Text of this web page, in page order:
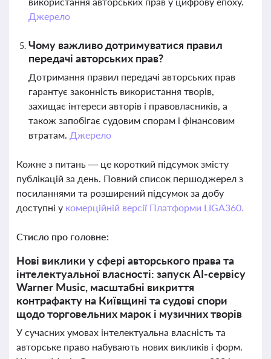
Джерело
Чому важливо дотримуватися правил
передачі авторських прав?
Дотримання правил передачі авторських прав
гарантує законність використання творів,
захищає інтереси авторів і правовласників, а
також запобігає судовим спорам і фінансовим
втратам. Джерело
Кожне з питань — це короткий підсумок змісту
публікацій за день. Повний список першоджерел з
посиланнями та розширений підсумок за добу
доступні у комерційній версії Платформи LIGA360.
Стисло про головне:
Нові виклики у сфері авторського права та
інтелектуальної власності: запуск AI-сервісу
Warner Music, масштабні викриття
контрафакту на Київщині та судові спори
щодо торговельних марок і музичних творів
У сучасних умовах інтелектуальна власність та
авторське право набувають нових викликів і форм.